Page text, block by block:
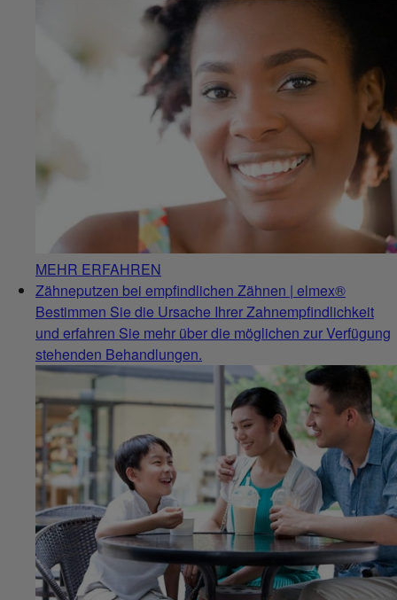
MEHR ERFAHREN
Zähneputzen bei empfindlichen Zähnen | elmex®
Bestimmen Sie die Ursache Ihrer Zahnempfindlichkeit
und erfahren Sie mehr über die möglichen zur Verfügung
stehenden Behandlungen.